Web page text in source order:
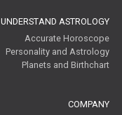
UNDERSTAND ASTROLOGY
Accurate Horoscope
Personality and Astrology
Planets and Birthchart
COMPANY